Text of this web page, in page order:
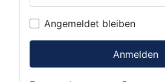
Angemeldet bleiben
Anmelden